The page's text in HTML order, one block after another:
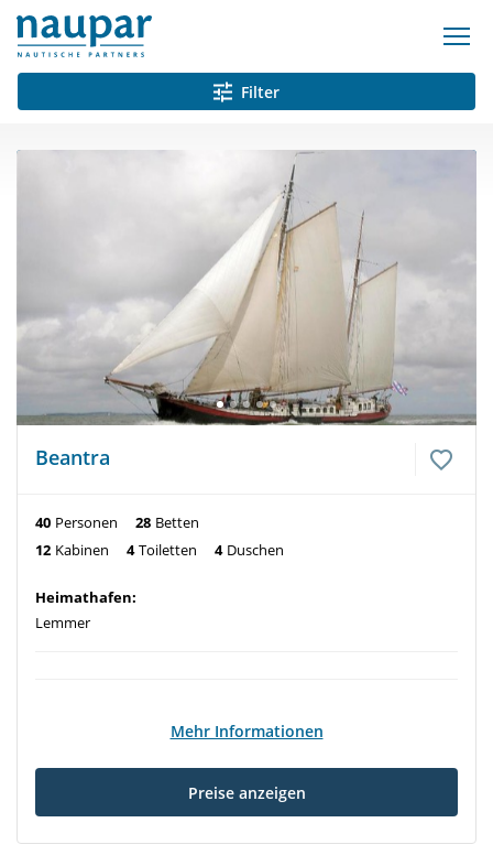
Filter
Beantra
40 Personen 28 Betten
12 Kabinen 4 Toiletten 4 Duschen
Heimathafen:
Lemmer
Mehr Informationen
Preise anzeigen